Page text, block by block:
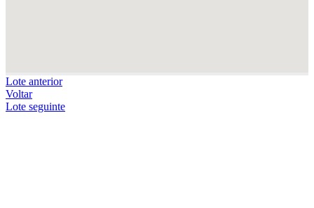
Lote anterior
Voltar
Lote seguinte